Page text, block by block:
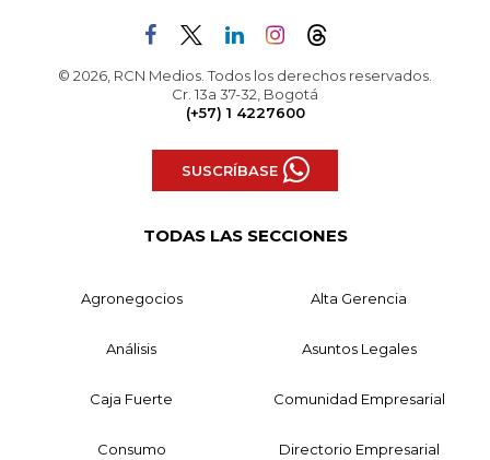
© 2026, RCN Medios. Todos los derechos reservados.
Cr. 13a 37-32, Bogotá
(+57) 1 4227600
SUSCRÍBASE
TODAS LAS SECCIONES
Agronegocios Alta Gerencia
Análisis Asuntos Legales
Caja Fuerte Comunidad Empresarial
Consumo Directorio Empresarial